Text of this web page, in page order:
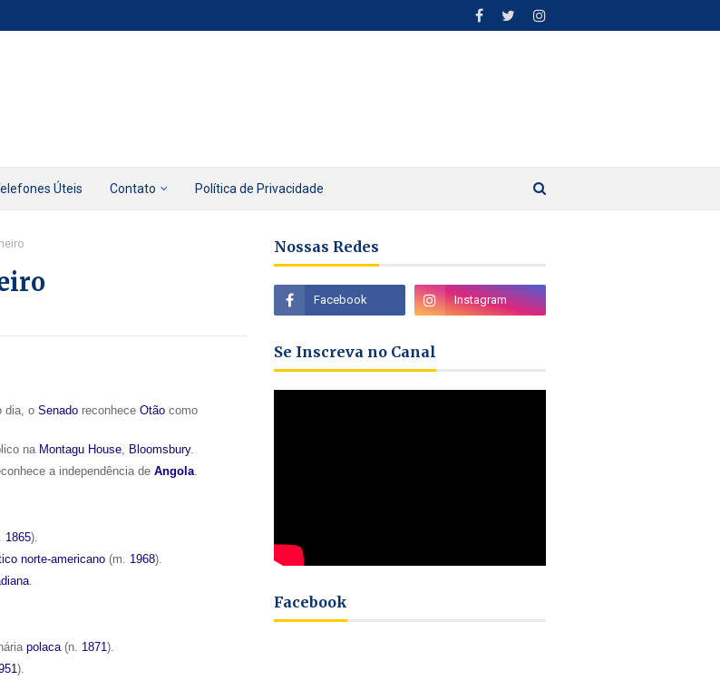
Úteis Contato Política de Privacidade
dia, o Senado reconhece Otão como
na Montagu House Bloomsbury.
a independência de Angola
1865).
norte-americano (m. 1968).
polaca(n. 1871).
).
Nossas Redes
Se Inscreva no Canal
Facebook